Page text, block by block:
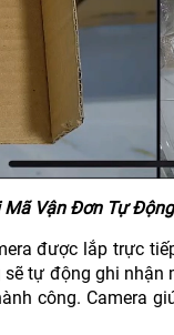
Vận Đơn Tự
được lắp trực
tự động ghi
công. Camera